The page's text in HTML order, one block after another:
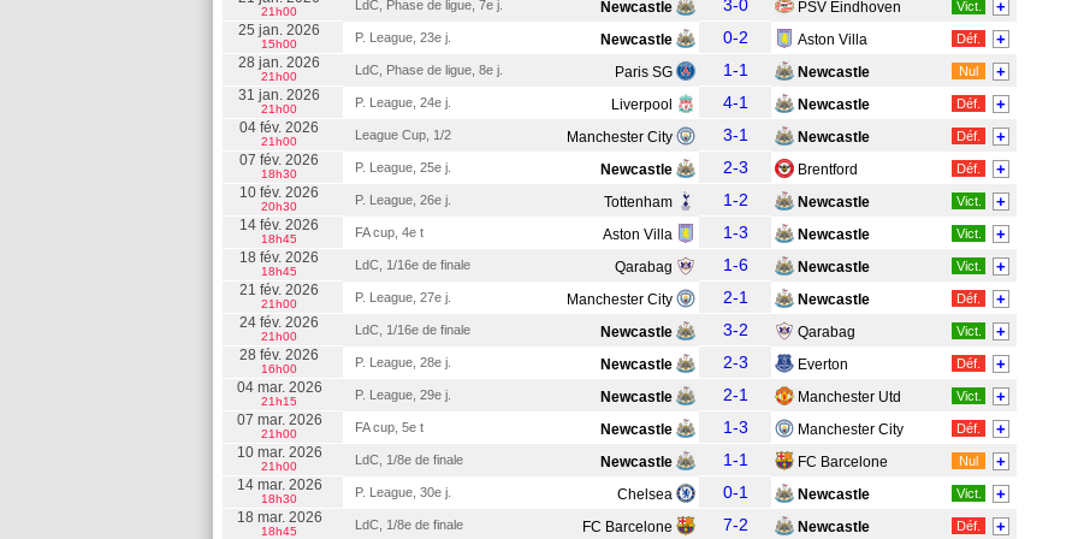
21h00 LdC, Phase de ligue, 7e j. Newcastle 3-0 PSV Eindhoven Vict. +
25 jan. 2026
15h00 P. League, 23e j. Newcastle 0-2 Aston Villa Déf. +
28 jan. 2026
21h00 LdC, Phase de ligue, 8e j. Paris SG 1-1 Newcastle Nul +
31 jan. 2026
21h00 P. League, 24e j. Liverpool 4-1 Newcastle Déf. +
04 fév. 2026
21h00 League Cup, 1/2 Manchester City 3-1 Newcastle Déf. +
07 fév. 2026
18h30 P. League, 25e j. Newcastle 2-3 Brentford Déf. +
10 fév. 2026
20h30 P. League, 26e j. Tottenham 1-2 Newcastle Vict. +
14 fév. 2026
18h45 FA cup, 4e t Aston Villa 1-3 Newcastle Vict. +
18 fév. 2026
18h45 LdC, 1/16e de finale Qarabag 1-6 Newcastle Vict. +
21 fév. 2026
21h00 P. League, 27e j. Manchester City 2-1 Newcastle Déf. +
24 fév. 2026
21h00 LdC, 1/16e de finale Newcastle 3-2 Qarabag Vict. +
28 fév. 2026
16h00 P. League, 28e j. Newcastle 2-3 Everton Déf. +
04 mar. 2026
21h15 P. League, 29e j. Newcastle 2-1 Manchester Utd Vict. +
07 mar. 2026
21h00 FA cup, 5e t Newcastle 1-3 Manchester City Déf. +
10 mar. 2026
21h00 LdC, 1/8e de finale Newcastle 1-1 FC Barcelone Nul +
14 mar. 2026
18h30 P. League, 30e j. Chelsea 0-1 Newcastle Vict. +
18 mar. 2026
18h45 LdC, 1/8e de finale FC Barcelone 7-2 Newcastle Déf. +